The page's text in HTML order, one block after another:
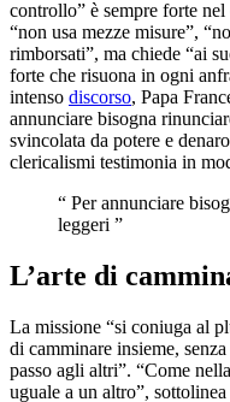
controllo” è sempre forte
“non usa mezze misure”,
rimborsati”, ma chiede “ai
forte che risuona in ogni
intenso discorso, Papa
annunciare bisogna
svincolata da potere e
clericalismi testimonia in
“ Per annunciare
leggeri ”
L’arte di
La missione “si coniuga al
di camminare insieme,
passo agli altri”. “Come
uguale a un altro”,